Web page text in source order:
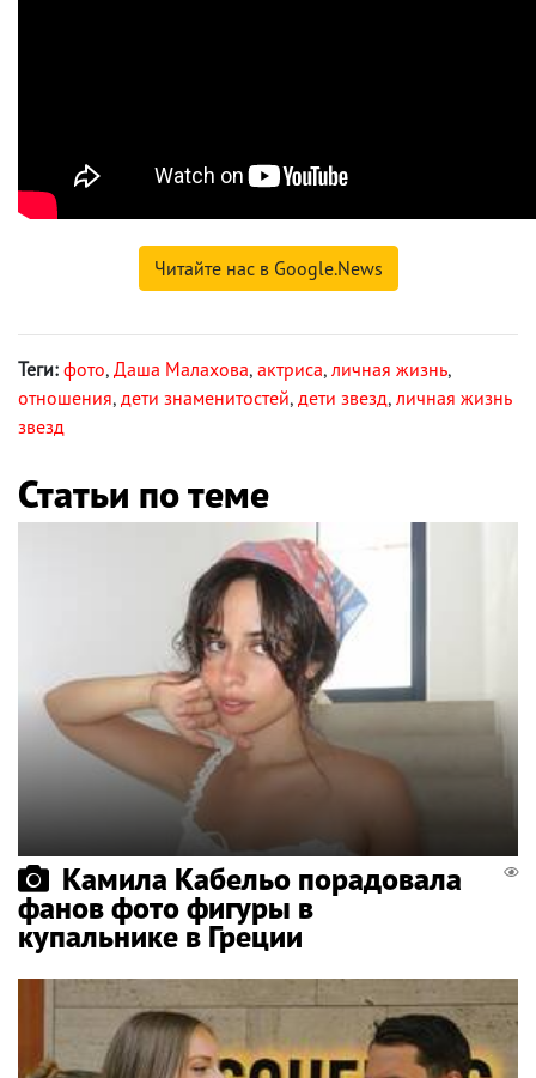
Читайте нас в Google.News
Теги: фото, Даша Малахова, актриса, личная жизнь,
отношения, дети знаменитостей, дети звезд, личная жизнь
звезд
Статьи по теме
Камила Кабельо порадовала
фанов фото фигуры в
купальнике в Греции